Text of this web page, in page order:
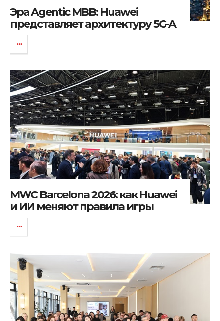
Эра Agentic MBB: Huawei
представляет архитектуру 5G-A
MWC Barcelona 2026: как Huawei
и ИИ меняют правила игры